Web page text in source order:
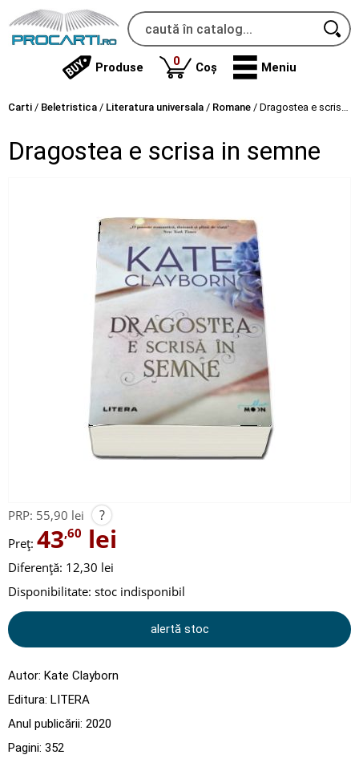
Produse 0produse
Coș Meniu
Carti / Beletristica / Literatura universala / Romane / Dragostea e scrisa in semne
Dragostea e scrisa in semne
PRP: 55,90 lei ?
Preț: 43,60 lei
Diferență: 12,30 lei
Disponibilitate: stoc indisponibil
alertă stoc
Autor: Kate Clayborn
Editura: LITERA
Anul publicării: 2020
Pagini: 352